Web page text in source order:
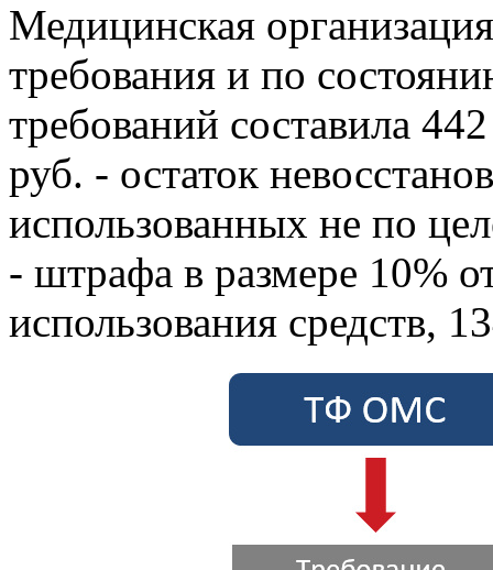
Медицинская
требования и по
требований составила
руб. - остаток
использованных не по
- штрафа в размере 10%
использования средств,